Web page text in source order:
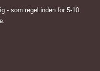
- som regel inden for 5-10